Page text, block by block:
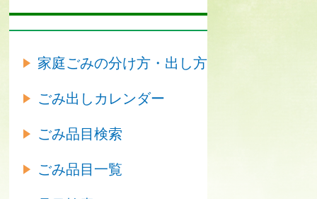
家庭ごみの分け方・出し方
ごみ出しカレンダー
ごみ品目検索
ごみ品目一覧